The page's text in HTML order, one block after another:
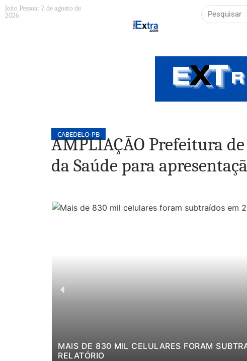
João Pessoa: 7 de agosto de
2026
CABEDELO-PB
AMPLIAÇÃO Prefeitura
da Saúde para
MAIS DE 830 MIL CELULARES FORAM
RELATÓRIO